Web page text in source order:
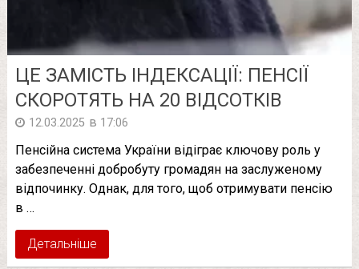
ЦЕ ЗАМІСТЬ ІНДЕКСАЦІЇ: ПЕНСІЇ
СКОРОТЯТЬ НА 20 ВІДСОТКІВ
12.03.2025 в 17:06
Пенсійна система України відіграє ключову роль у
забезпеченні добробуту громадян на заслуженому
відпочинку. Однак, для того, щоб отримувати пенсію
в …
Детальніше